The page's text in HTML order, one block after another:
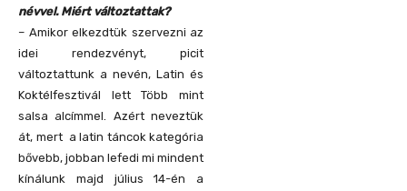
névvel. Miért változtattak?
– Amikor elkezdtük szervezni az
idei rendezvényt, picit
változtattunk a nevén, Latin és
Koktélfesztivál lett Több mint
salsa alcímmel. Azért neveztük
át, mert a latin táncok kategória
bővebb, jobban lefedi mi mindent
kínálunk majd július 14-én a